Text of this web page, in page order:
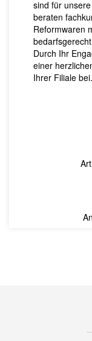
sind für
beraten
Reformwaren
Durch Ihr
einer
Ihrer Filiale